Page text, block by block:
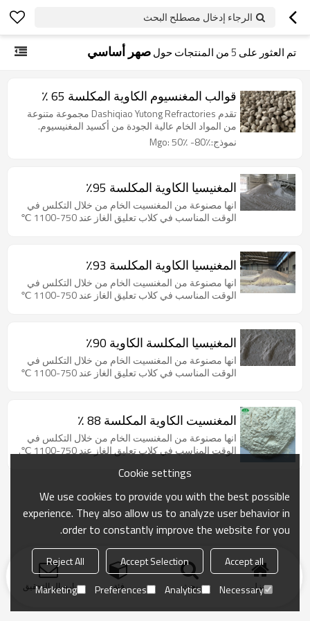
الرجاء إدخال مصطلح البحث
تم العثور على 5من المنتجات حولصهر أساسي
قوالب المغنسيوم الكاوية المكلسة 65 ٪
تقدم Dashiqiao Yutong Refractories مجموعة متنوعة
من المواد الخام عالية الجودة من أكسيد المغنيسيوم.
نموذج:Mgo: 50٪ -80٪
المغنيسيا الكاوية المكلسة 95٪
انها مصنوعة من المغنسيت الخام من خلال التكلس في
الوقت المناسب في كلاب تعليق الغاز عند 750-1100 ℃
المغنيسيا الكاوية المكلسة 93٪
انها مصنوعة من المغنسيت الخام من خلال التكلس في
الوقت المناسب في كلاب تعليق الغاز عند 750-1100 ℃
المغنيسيا المكلسة الكاوية 90٪
انها مصنوعة من المغنسيت الخام من خلال التكلس في
الوقت المناسب في كلاب تعليق الغاز عند 750-1100 ℃
المغنسيت الكاوية المكلسة 88 ٪
انها مصنوعة من المغنسيت الخام من خلال التكلس في
الوقت المناسب في كلاب تعليق الغاز عند 750-1100 ℃.
منزل بحث فئة ارسال التحقيق
Cookie settings
We use cookies to provide you with the best possible
experience. They also allow us to analyze user behavior in
order to constantly improve the website for you.
Accept all
Accept Selection
Reject All
Necessary
Analytics
Preferences
Marketing